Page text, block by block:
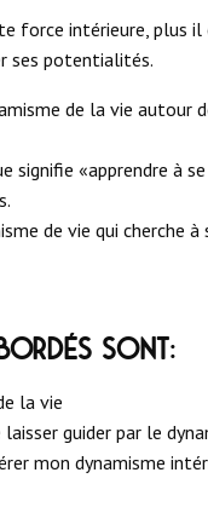
force intérieure, plus
ses potentialités.
de la vie
signifie «apprendre à
de vie qui cherche
sont:
la vie
laisser guider par le
mon dynamisme